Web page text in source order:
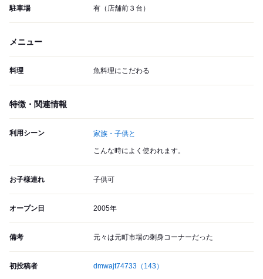
駐車場 有（店舗前３台）
メニュー
料理 魚料理にこだわる
特徴・関連情報
利用シーン 家族・子供と
こんな時によく使われます。
お子様連れ 子供可
オープン日 2005年
備考 元々は元町市場の刺身コーナーだった
初投稿者 dmwajt74733 （143）